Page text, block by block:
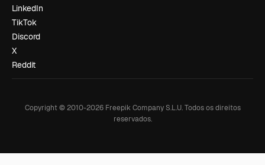
LinkedIn
TikTok
Discord
X
Reddit
Copyright © 2010-2026Freepik Company S.L.U. Todos os direitos
reservados.